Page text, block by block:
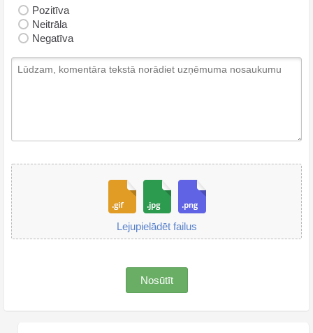
Pozitīva
Neitrāla
Negatīva
Lejupielādēt failus
Nosūtīt